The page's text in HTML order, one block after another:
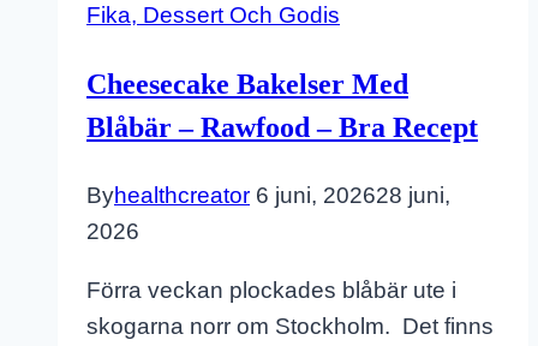
Fika, Dessert Och Godis
Cheesecake Bakelser Med
Blåbär – Rawfood – Bra Recept
Byhealthcreator 6 juni, 202628 juni,
2026
Förra veckan plockades blåbär ute i
skogarna norr om Stockholm. Det finns